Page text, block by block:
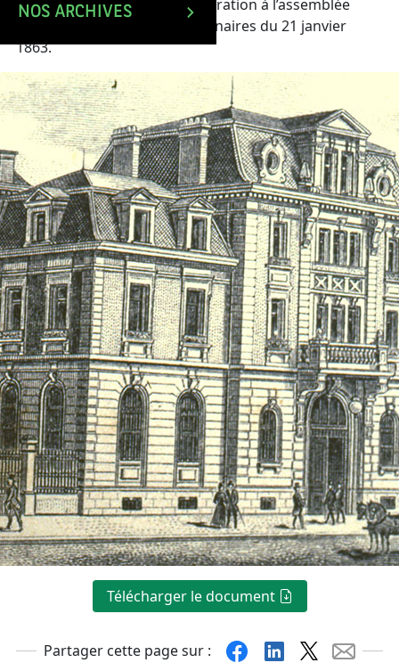
NOS ARCHIVES
Rapport du conseil d’administration à l’assemblée
générale ordinaire des actionnaires du 21 janvier
1863.
Télécharger le document
Partager cette page sur : FacebookLinkedin Mail